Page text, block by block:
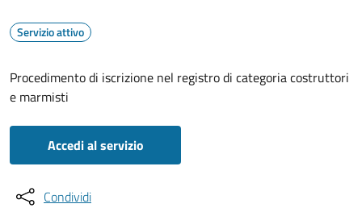
Servizio attivo
Procedimento di iscrizione nel registro di categoria costruttori
e marmisti
Accedi al servizio
Condividi